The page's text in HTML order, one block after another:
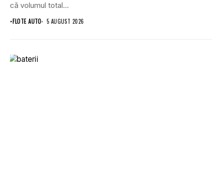
că volumul total...
•FLOTE AUTO 5 AUGUST 2026